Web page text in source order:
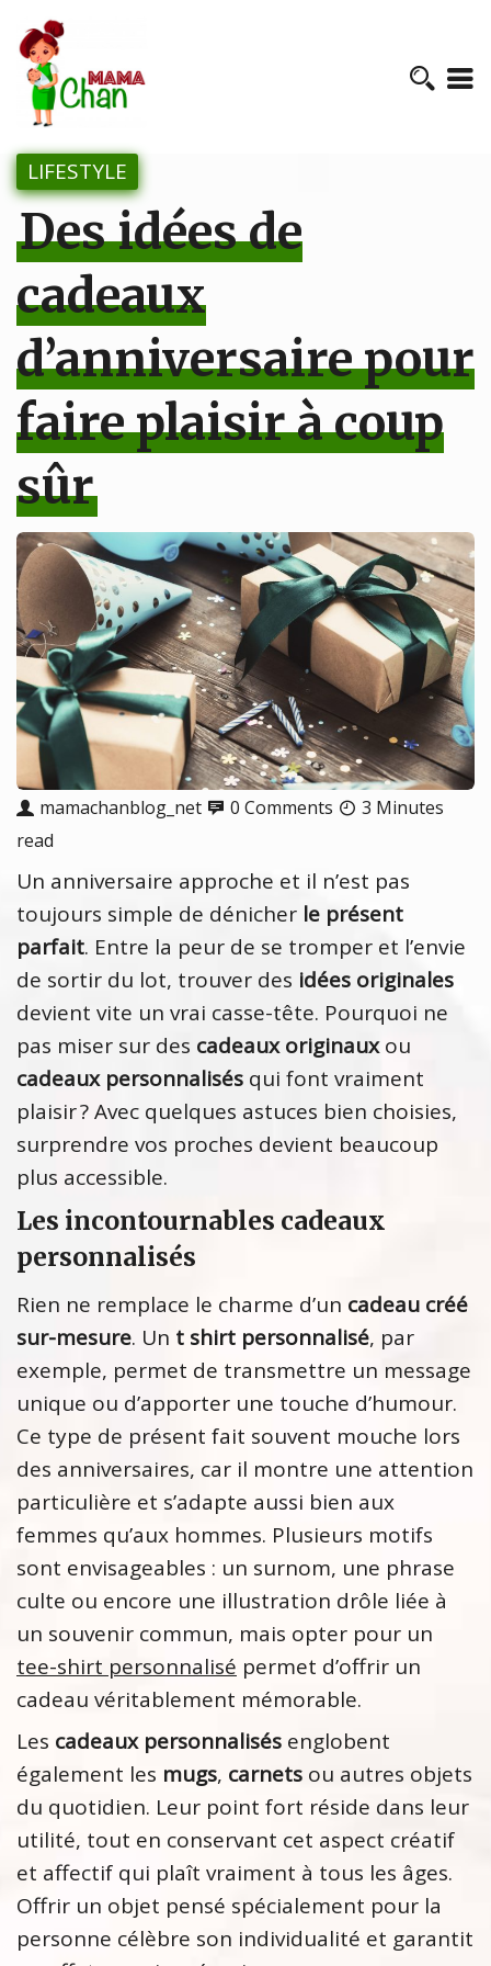
LIFESTYLE
Des idées de
cadeaux
d’anniversaire pour
faire plaisir à coup
sûr
mamachanblog_net 0 Comments
3 Minutes
read
Un anniversaire approche et il n’est pas
toujours simple de dénicher le présent
parfait. Entre la peur de se tromper et l’envie
de sortir du lot, trouver des idées originales
devient vite un vrai casse-tête. Pourquoi ne
pas miser sur des cadeaux originauxou
cadeaux personnalisés qui font vraiment
plaisir ? Avec quelques astuces bien choisies,
surprendre vos proches devient beaucoup
plus accessible.
Les incontournables cadeaux
personnalisés
Rien ne remplace le charme d’un cadeau créé
sur-mesure. Un t shirt personnalisé, par
exemple, permet de transmettre un message
unique ou d’apporter une touche d’humour.
Ce type de présent fait souvent mouche lors
des anniversaires, car il montre une attention
particulière et s’adapte aussi bien aux
femmes qu’aux hommes. Plusieurs motifs
sont envisageables : un surnom, une phrase
culte ou encore une illustration drôle liée à
un souvenir commun, mais opter pour un
tee-shirt personnalisé permet d’offrir un
cadeau véritablement mémorable.
Les cadeaux personnalisés englobent
également les mugs, carnets ou autres objets
du quotidien. Leur point fort réside dans leur
utilité, tout en conservant cet aspect créatif
et affectif qui plaît vraiment à tous les âges.
Offrir un objet pensé spécialement pour la
personne célèbre son individualité et garantit